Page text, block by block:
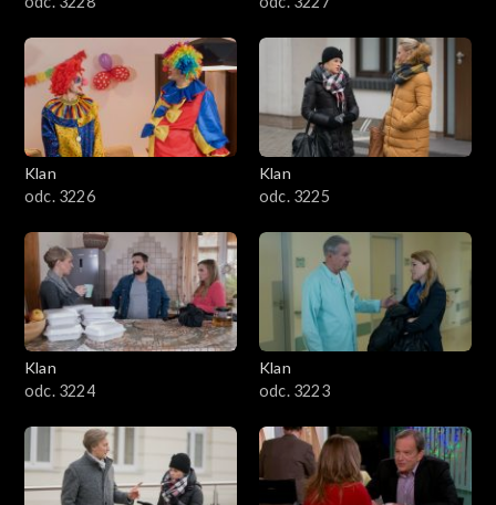
Klan
odc. 3226
Klan
odc. 3225
Klan
odc. 3224
Klan
odc. 3223